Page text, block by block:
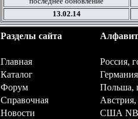
13.02.14
Разделы сайта
Главная Россия,
Каталог
Форум
Польша,
Справочная
Новости
США